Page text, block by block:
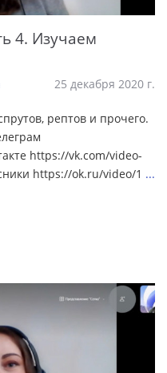
4. Изучаем
25 декабря 2020 г.
рептов и прочего.
https://vk.com/video-
https://ok.ru/video/1 ...